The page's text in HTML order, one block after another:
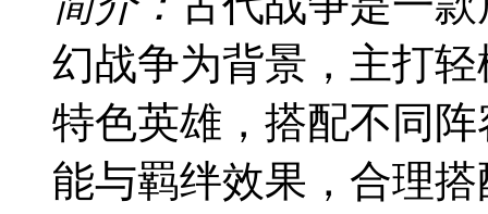
幻战争为背景，主打
特色英雄，搭配不同
能与羁绊效果，合理